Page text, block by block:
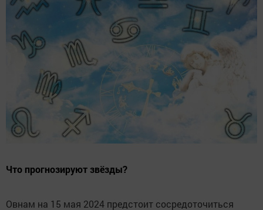
Что прогнозируют звёзды?
Овнам на 15 мая 2024 предстоит сосредоточиться